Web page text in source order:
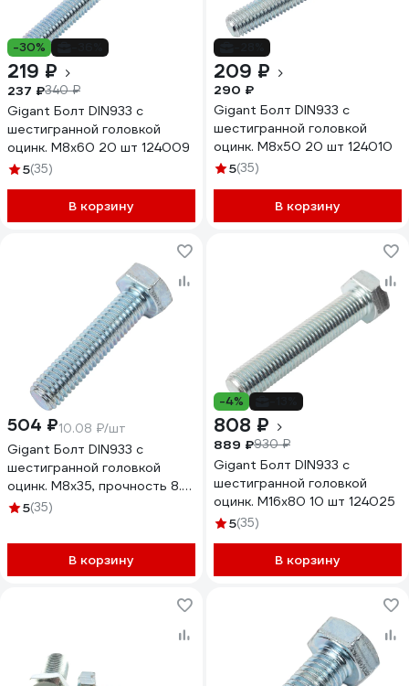
-30%
219 ₽
237 ₽340 ₽
Gigant Болт DIN933 с
шестигранной головкой
оцинк. М8x60 20 шт 124009
5(35)
В корзину
209 ₽
290 ₽
Gigant Болт DIN933 с
шестигранной головкой
оцинк. М8x50 20 шт 124010
5(35)
В корзину
504 ₽10.08 ₽/шт
Gigant Болт DIN933 с
шестигранной головкой
оцинк. М8х35, прочность 8.8,
50 шт 124012
5(35)
В корзину
-4%
808 ₽
889 ₽930 ₽
Gigant Болт DIN933 с
шестигранной головкой
оцинк. М16x80 10 шт 124025
5(35)
В корзину